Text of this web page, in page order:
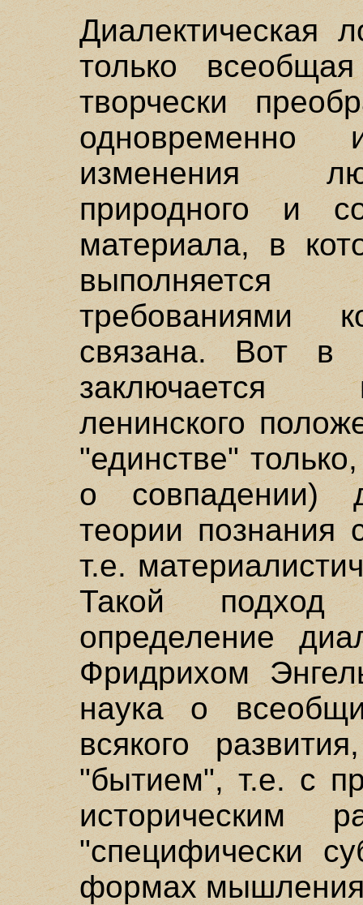
Диалектическая
только
творчески
изменения
природного и
материала, в
требованиями
связана. Вот в
заключается
ленинского
"единстве"
о совпадении)
теории познания
т.е.
Такой
определение
Фридрихом
наука о
всякого
"бытием", т.е. с
"специфически
формах